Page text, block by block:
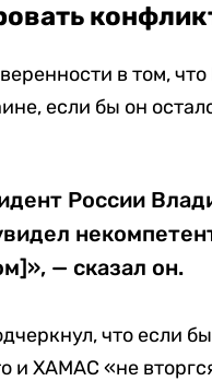
в том,
если бы он
России
— сказал он.
что если
и ХАМАС «не